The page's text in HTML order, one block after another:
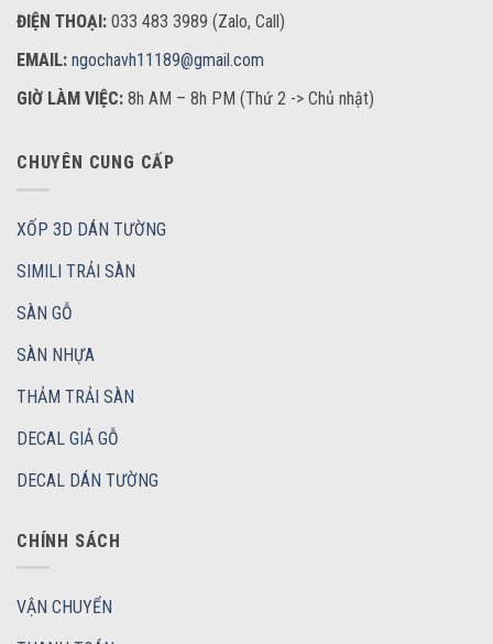
ĐIỆN THOẠI: 033 483 3989 (Zalo, Call)
EMAIL: ngochavh11189@gmail.com
GIỜ LÀM VIỆC: 8h AM – 8h PM (Thứ 2 -> Chủ nhật)
CHUYÊN CUNG CẤP
XỐP 3D DÁN TƯỜNG
SIMILI TRẢI SÀN
SÀN GỖ
SÀN NHỰA
THẢM TRẢI SÀN
DECAL GIẢ GỖ
DECAL DÁN TƯỜNG
CHÍNH SÁCH
VẬN CHUYỂN